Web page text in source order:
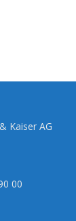
Kaiser AG
00